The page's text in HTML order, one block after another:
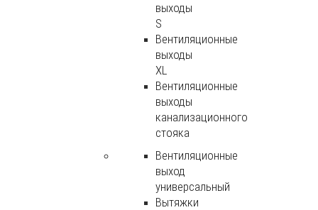
выходы
S
Вентиляционные
выходы
XL
Вентиляционные
выходы
канализационного
стояка
Вентиляционные
выход
универсальный
Вытяжки